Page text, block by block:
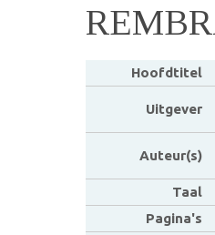
Hoofdtitel
Uitgever
Auteur(s)
Taal
Pagina's